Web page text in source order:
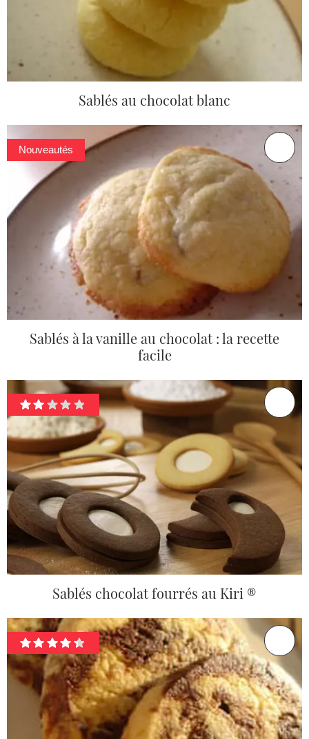
Sablés au chocolat blanc
Nouveautés
Sablés à la vanille au chocolat : la recette
facile
Sablés chocolat fourrés au Kiri ®